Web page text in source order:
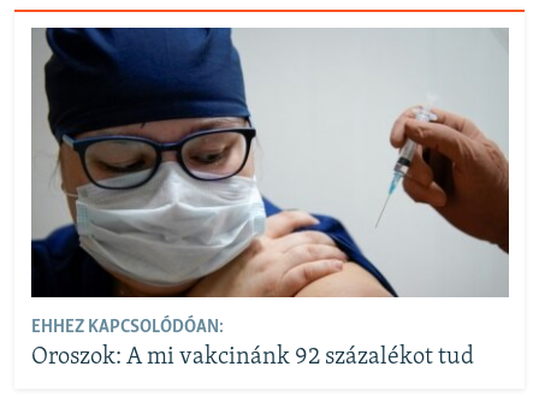
EHHEZ KAPCSOLÓDÓAN:
Oroszok: A mi vakcinánk 92 százalékot tud